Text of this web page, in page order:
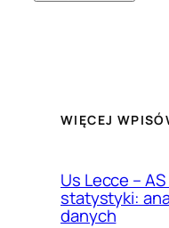
WIĘCEJ
Us Lecce –
statystyki:
danych